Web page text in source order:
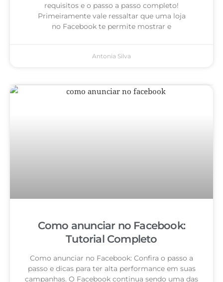
requisitos e o passo a passo completo!
Primeiramente vale ressaltar que uma loja
no Facebook te permite mostrar e
Antonia Silva
Como anunciar no Facebook:
Tutorial Completo
Como anunciar no Facebook: Confira o passo a
passo e dicas para ter alta performance em suas
campanhas. O Facebook continua sendo uma das